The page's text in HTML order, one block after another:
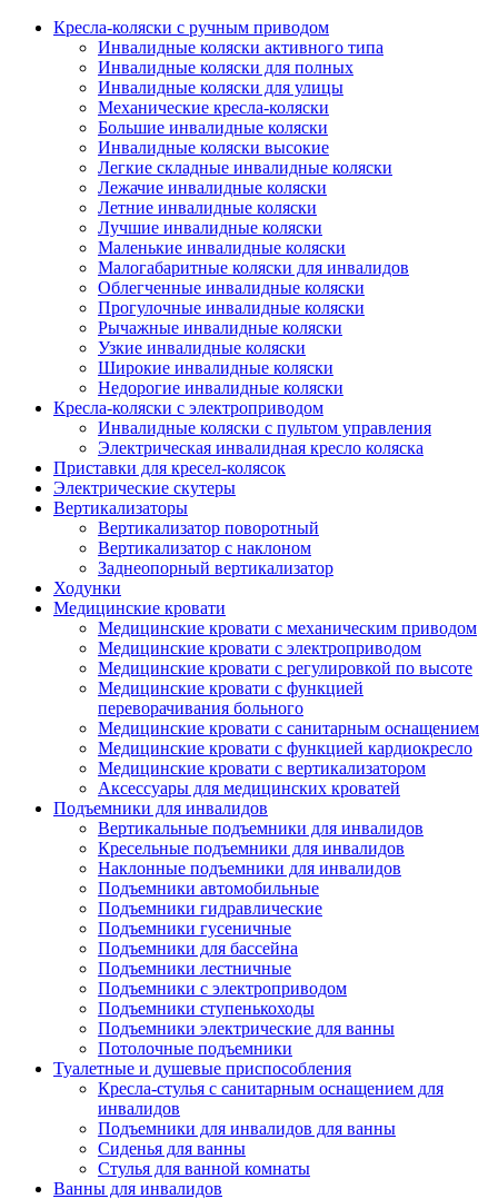
Кресла-коляски с ручным приводом
Инвалидные коляски активного типа
Инвалидные коляски для полных
Инвалидные коляски для улицы
Механические кресла-коляски
Большие инвалидные коляски
Инвалидные коляски высокие
Легкие складные инвалидные коляски
Лежачие инвалидные коляски
Летние инвалидные коляски
Лучшие инвалидные коляски
Маленькие инвалидные коляски
Малогабаритные коляски для инвалидов
Облегченные инвалидные коляски
Прогулочные инвалидные коляски
Рычажные инвалидные коляски
Узкие инвалидные коляски
Широкие инвалидные коляски
Недорогие инвалидные коляски
Кресла-коляски с электроприводом
Инвалидные коляски с пультом управления
Электрическая инвалидная кресло коляска
Приставки для кресел-колясок
Электрические скутеры
Вертикализаторы
Вертикализатор поворотный
Вертикализатор с наклоном
Заднеопорный вертикализатор
Ходунки
Медицинские кровати
Медицинские кровати с механическим приводом
Медицинские кровати с электроприводом
Медицинские кровати с регулировкой по высоте
Медицинские кровати с функцией
переворачивания больного
Медицинские кровати с санитарным оснащением
Медицинские кровати с функцией кардиокресло
Медицинские кровати с вертикализатором
Аксессуары для медицинских кроватей
Подъемники для инвалидов
Вертикальные подъемники для инвалидов
Кресельные подъемники для инвалидов
Наклонные подъемники для инвалидов
Подъемники автомобильные
Подъемники гидравлические
Подъемники гусеничные
Подъемники для бассейна
Подъемники лестничные
Подъемники с электроприводом
Подъемники ступенькоходы
Подъемники электрические для ванны
Потолочные подъемники
Туалетные и душевые приспособления
Кресла-стулья с санитарным оснащением для
инвалидов
Подъемники для инвалидов для ванны
Сиденья для ванны
Стулья для ванной комнаты
Ванны для инвалидов